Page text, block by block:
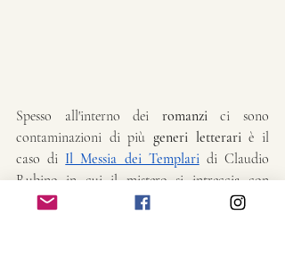
Spesso all'interno dei romanzi ci sono
contaminazioni di più generi letterari è il
caso di Il Messia dei Templari di Claudio
Rubino in cui il mistero si intreccia con
l'azione, e la corsa contro il tempo per